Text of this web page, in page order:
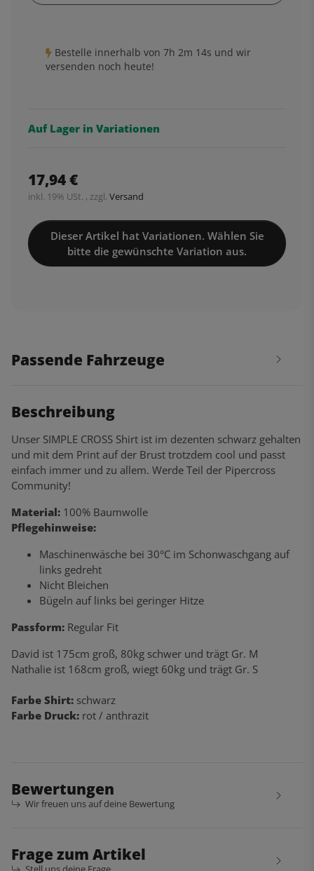
Bestelle innerhalb von 7h 2m 13s und wir
versenden noch heute!
Auf Lager in Variationen
17,94 €
inkl. 19% USt. , zzgl. Versand
Dieser Artikel hat Variationen. Wählen Sie
bitte die gewünschte Variation aus.
Passende Fahrzeuge
Beschreibung
Unser SIMPLE CROSS Shirt ist im dezenten schwarz gehalten
und mit dem Print auf der Brust trotzdem cool und passt
einfach immer und zu allem. Werde Teil der Pipercross
Community!
Material: 100% Baumwolle
Pflegehinweise:
Maschinenwäsche bei 30°C im Schonwaschgang auf
links gedreht
Nicht Bleichen
Bügeln auf links bei geringer Hitze
Passform: Regular Fit
David ist 175cm groß, 80kg schwer und trägt Gr. M
Nathalie ist 168cm groß, wiegt 60kg und trägt Gr. S
Farbe Shirt: schwarz
Farbe Druck: rot / anthrazit
Bewertungen
Wir freuen uns auf deine Bewertung
Frage zum Artikel